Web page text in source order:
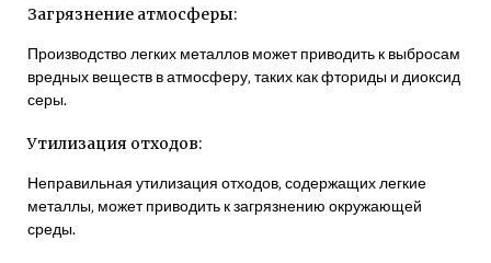
Загрязнение атмосферы:
Производство легких металлов может приводить к выбросам
вредных веществ в атмосферу‚ таких как фториды и диоксид
серы.
Утилизация отходов:
Неправильная утилизация отходов‚ содержащих легкие
металлы‚ может приводить к загрязнению окружающей
среды.